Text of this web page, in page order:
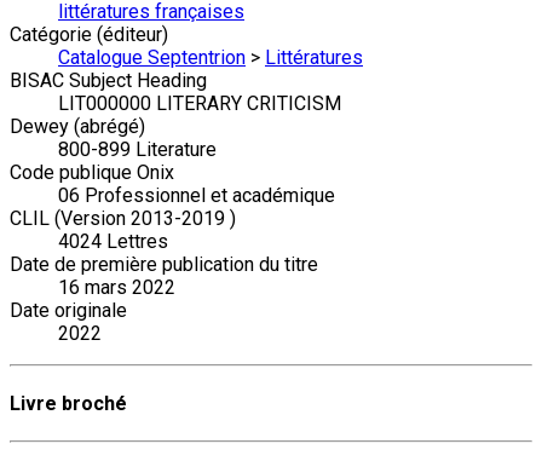
littératures françaises
Catégorie (éditeur)
Catalogue Septentrion > Littératures
BISAC Subject Heading
LIT000000 LITERARY CRITICISM
Dewey (abrégé)
800-899 Literature
Code publique Onix
06 Professionnel et académique
CLIL (Version 2013-2019 )
4024 Lettres
Date de première publication du titre
16 mars 2022
Date originale
2022
Livre broché